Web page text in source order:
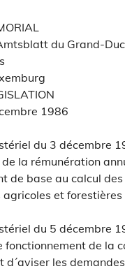
à roues.
du Grand-
1986
du 3 décembre
la rémunération
de base au calcul des
et forestières
du 5 décembre
fonctionnement de la
d´aviser les